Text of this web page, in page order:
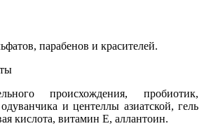
парабенов и красителей.
происхождения, пробиотик,
и центеллы азиатской, гель
кислота, витамин Е, аллантоин.